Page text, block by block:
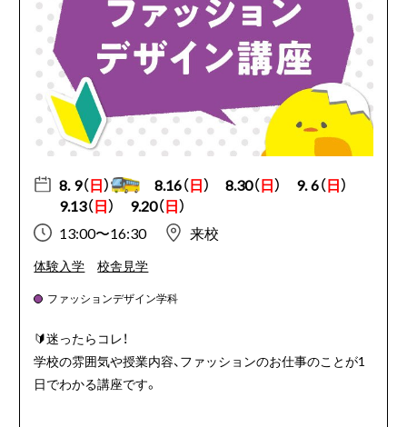
8. 9（日） 8.16（日） 8.30（日） 9. 6（日）
9.13（日） 9.20（日）
13:00〜16:30
来校
体験入学 校舎見学
ファッションデザイン学科
🔰迷ったらコレ！
学校の雰囲気や授業内容、ファッションのお仕事のことが1
日でわかる講座です。